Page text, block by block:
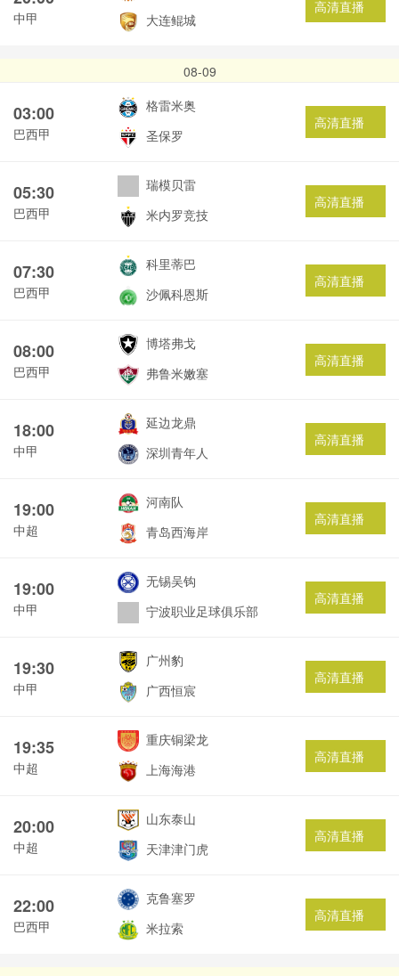
中甲
大连鲲城
高清直播
08-09
03:00
巴西甲
格雷米奥
圣保罗
高清直播
05:30
巴西甲
瑞模贝雷
米内罗竞技
高清直播
07:30
巴西甲
科里蒂巴
沙佩科恩斯
高清直播
08:00
巴西甲
博塔弗戈
弗鲁米嫩塞
高清直播
18:00
中甲
延边龙鼎
深圳青年人
高清直播
19:00
中超
河南队
青岛西海岸
高清直播
19:00
中甲
无锡吴钩
宁波职业足球俱乐部
高清直播
19:30
中甲
广州豹
广西恒宸
高清直播
19:35
中超
重庆铜梁龙
上海海港
高清直播
20:00
中超
山东泰山
天津津门虎
高清直播
22:00
巴西甲
克鲁塞罗
米拉索
高清直播